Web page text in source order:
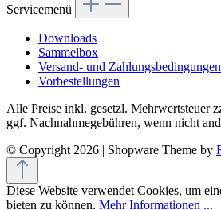
Servicemenü
Downloads
Sammelbox
Versand- und Zahlungsbedingungen
Vorbestellungen
Alle Preise inkl. gesetzl. Mehrwertsteuer
ggf. Nachnahmegebühren, wenn nicht
© Copyright 2026 | Shopware Theme by
Diese Website verwendet Cookies, um
bieten zu können. Mehr Informationen ...